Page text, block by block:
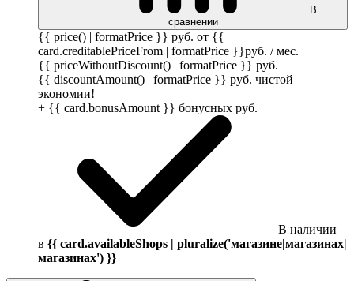
В
сравнении
{{ price() | formatPrice }} руб. от {{
card.creditablePriceFrom | formatPrice }}руб. / мес.
{{ priceWithoutDiscount() | formatPrice }} руб.
{{ discountAmount() | formatPrice }} руб. чистой
экономии!
+ {{ card.bonusAmount }} бонусных руб.
В наличии
в {{ card.availableShops | pluralize('магазине|магазинах|
магазинах') }}